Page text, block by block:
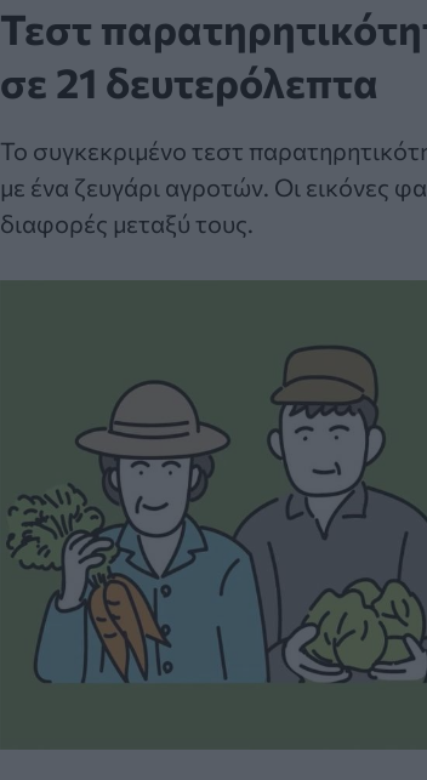
Τεστ
σε 21 δευτερόλεπτα
Το συγκεκριμένο τεστ
με ένα ζευγάρι αγροτών. Οι εικόνες
διαφορές μεταξύ τους.